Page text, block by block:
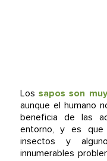
Lossapos son
aunque el humano
beneficia de las
entorno, y es que
insectos y
innumerables